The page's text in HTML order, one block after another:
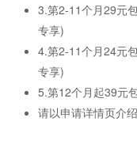
3.第2-11个月29元
专享)
4.第2-11个月24元
专享)
5.第12个月起39元
请以申请详情页介